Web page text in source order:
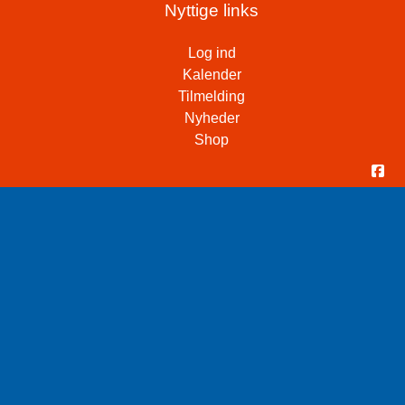
Nyttige links
Log ind
Kalender
Tilmelding
Nyheder
Shop